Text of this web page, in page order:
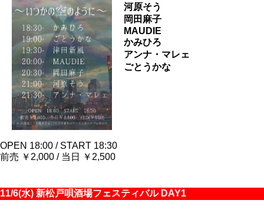
河原そう
岡田麻子
MAUDIE
かみひろ
アンナ・マレェ
ごとうかな
OPEN 18:00 / START 18:30
前売 ￥2,000 / 当日 ￥2,500
11/6(水) 新松戸唄酒場フェスティバル DAY1